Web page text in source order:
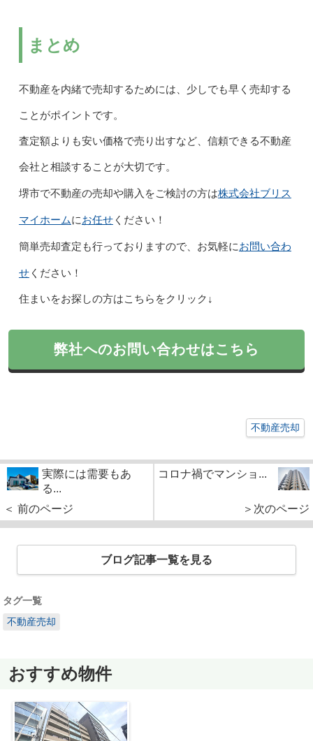
まとめ
不動産を内緒で売却するためには、少しでも早く売却する
ことがポイントです。
査定額よりも安い価格で売り出すなど、信頼できる不動産
会社と相談することが大切です。
堺市で不動産の売却や購入をご検討の方は株式会社ブリス
マイホームにお任せください！
簡単売却査定も行っておりますので、お気軽にお問い合わ
せください！
住まいをお探しの方はこちらをクリック↓
弊社へのお問い合わせはこちら
不動産売却
実際には需要もあ
る...
＜ 前のページ
コロナ禍でマンショ...
＞次のページ
ブログ記事一覧を見る
タグ一覧
不動産売却
おすすめ物件